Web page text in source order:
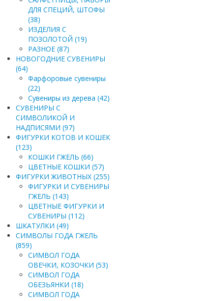
ДЛЯ СПЕЦИЙ, ШТОФЫ
(38)
ИЗДЕЛИЯ С
ПОЗОЛОТОЙ (19)
РАЗНОЕ (87)
НОВОГОДНИЕ СУВЕНИРЫ
(64)
Фарфоровые сувениры
(22)
Сувениры из дерева (42)
СУВЕНИРЫ С
СИМВОЛИКОЙ И
НАДПИСЯМИ (97)
ФИГУРКИ КОТОВ И КОШЕК
(123)
КОШКИ ГЖЕЛЬ (66)
ЦВЕТНЫЕ КОШКИ (57)
ФИГУРКИ ЖИВОТНЫХ (255)
ФИГУРКИ И СУВЕНИРЫ
ГЖЕЛЬ (143)
ЦВЕТНЫЕ ФИГУРКИ И
СУВЕНИРЫ (112)
ШКАТУЛКИ (49)
СИМВОЛЫ ГОДА ГЖЕЛЬ
(859)
СИМВОЛ ГОДА
ОВЕЧКИ, КОЗОЧКИ (53)
СИМВОЛ ГОДА
ОБЕЗЬЯНКИ (18)
СИМВОЛ ГОДА